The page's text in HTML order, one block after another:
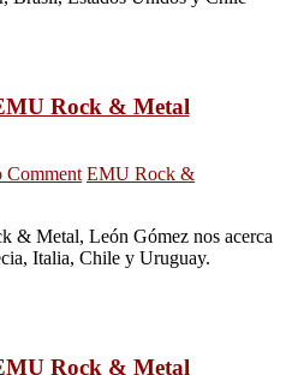
Rock & Metal
Comment EMU Rock &
& Metal, León Gómez nos acerca
Italia, Chile y Uruguay.
Rock & Metal